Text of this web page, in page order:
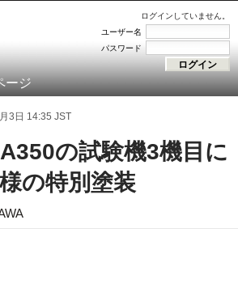
ログインしていません。
ユーザー名
パスワード
ージ
3日 14:35 JST
の試験機3機目に
の特別塗装